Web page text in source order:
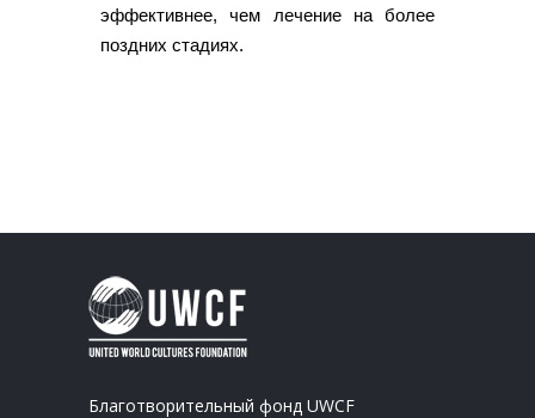
эффективнее, чем лечение на более
поздних стадиях.
Благотворительный фонд UWCF